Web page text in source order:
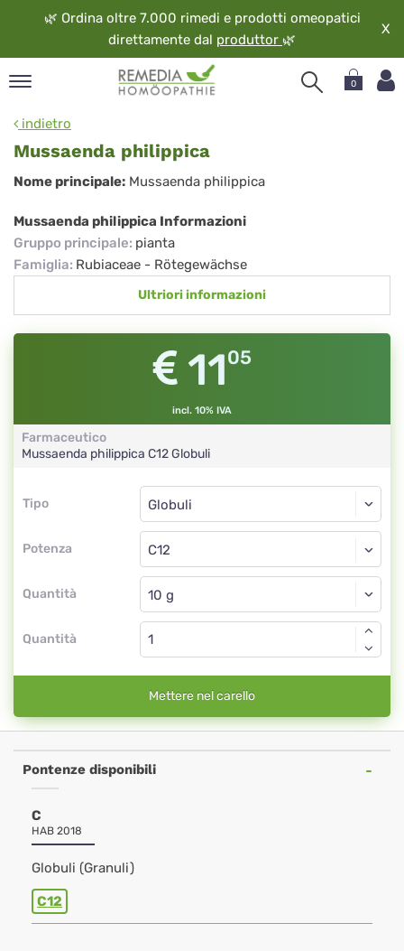
🌿 Ordina oltre 7.000 rimedi e prodotti omeopatici
direttamente dal produttor 🌿
X
0
indietro
Mussaenda philippica
Mussaenda
philippica
Nome principale: Mussaenda philippica
Mussaenda philippica Informazioni
Gruppo principale: pianta
Famiglia: Rubiaceae - Rötegewächse
Ultriori informazioni
1105
incl. 10% IVA
Farmaceutico
Mussaenda philippica C12Globuli
Tipo
Tipo
Potenza
Globuli
C12
Quantità
Globuli
Quantità
Mettere nel carello
Pontenze disponibili
C
HAB 2018
Globuli (Granuli)
C12